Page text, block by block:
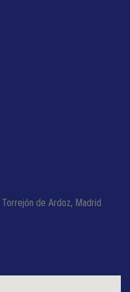
de Ardoz, Madrid